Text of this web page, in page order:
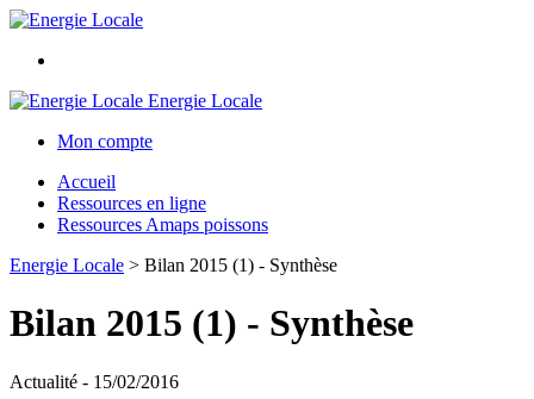
Energie Locale
Mon compte
Accueil
Ressources en ligne
Ressources Amaps poissons
Energie Locale > Bilan 2015 (1) - Synthèse
Bilan 2015 (1) - Synthèse
Actualité - 15/02/2016